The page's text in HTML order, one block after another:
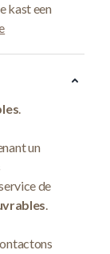
kast een
.
un
de
.